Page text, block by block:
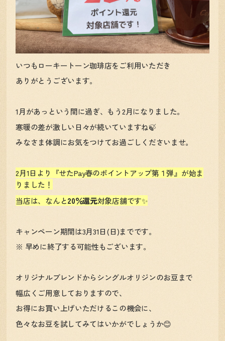
いつもローキートーン珈琲店をご利用いただき
ありがとうございます。
1月があっという間に過ぎ、もう2月になりました。
寒暖の差が激しい日々が続いていますね🍃
みなさま体調にお気をつけてお過ごしくださいませ。
2月1日より『せたPay春のポイントアップ第１弾』が始ま
りました！
当店は、なんと20％還元対象店舗です✨
キャンペーン期間は3月31日(日)までです。
※ 早めに終了する可能性もございます。
オリジナルブレンドからシングルオリジンのお豆まで
幅広くご用意しておりますので、
お得にお買い上げいただけるこの機会に、
色々なお豆を試してみてはいかがでしょうか😊